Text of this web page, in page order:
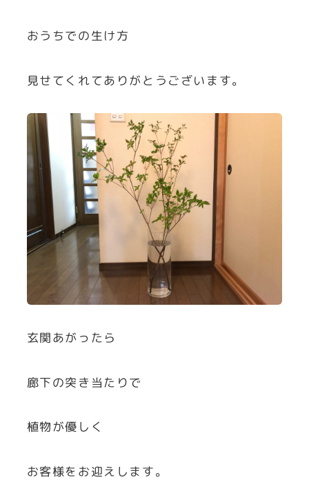
おうちでの生け方
見せてくれてありがとうございます。
玄関あがったら
廊下の突き当たりで
植物が優しく
お客様をお迎えします。